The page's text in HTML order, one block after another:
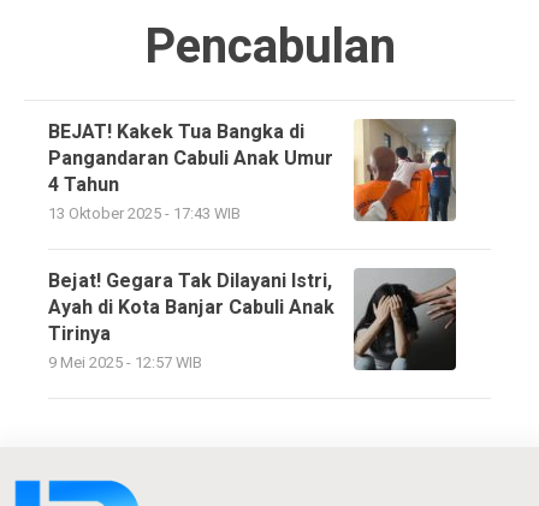
Pencabulan
BEJAT! Kakek Tua Bangka di
Pangandaran Cabuli Anak Umur
4 Tahun
13 Oktober 2025 - 17:43 WIB
Bejat! Gegara Tak Dilayani Istri,
Ayah di Kota Banjar Cabuli Anak
Tirinya
9 Mei 2025 - 12:57 WIB